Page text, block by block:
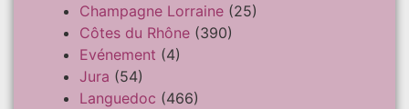
Champagne Lorraine (25)
Côtes du Rhône (390)
Evénement (4)
Jura (54)
Languedoc (466)